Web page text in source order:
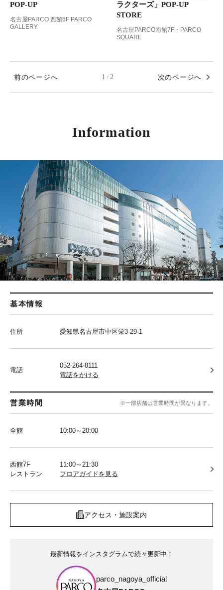
POP-UP
名古屋PARCO 西館6F PARCO
GALLERY
ラクターズ」POP-UP
STORE
名古屋PARCO南館7F・PARCO
SQUARE
前のページへ 1 / 2 次のページへ
Information
基本情報
住所 愛知県名古屋市中区栄3-29-1
電話
052-264-8111
電話をかける
営業時間 ※一部店舗は営業時間が異なります。
全館 10:00～20:00
西館7F
レストラン
11:00～21:30
フロアガイドを見る
アクセス・施設案内
最新情報をインスタグラムで続々更新中！
parco_nagoya_official